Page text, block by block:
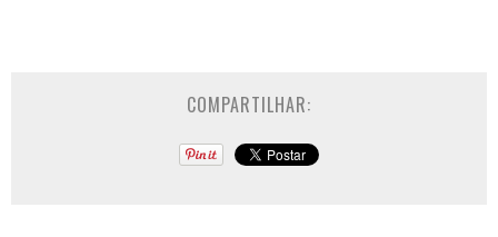
COMPARTILHAR: